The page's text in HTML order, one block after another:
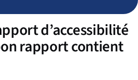
d’accessibilité
rapport contient